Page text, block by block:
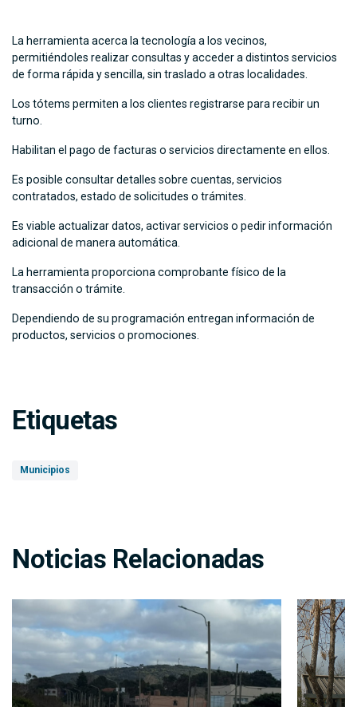
La herramienta acerca la tecnología a los vecinos,
permitiéndoles realizar consultas y acceder a distintos servicios
de forma rápida y sencilla, sin traslado a otras localidades.
Los tótems permiten a los clientes registrarse para recibir un
turno.
Habilitan el pago de facturas o servicios directamente en ellos.
Es posible consultar detalles sobre cuentas, servicios
contratados, estado de solicitudes o trámites.
Es viable actualizar datos, activar servicios o pedir información
adicional de manera automática.
La herramienta proporciona comprobante físico de la
transacción o trámite.
Dependiendo de su programación entregan información de
productos, servicios o promociones.
Etiquetas
Municipios
Noticias Relacionadas